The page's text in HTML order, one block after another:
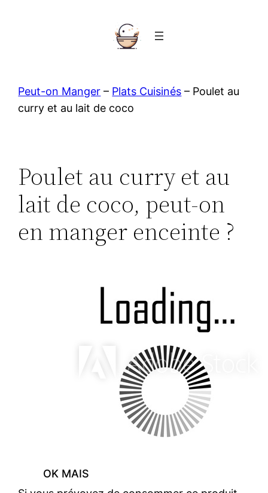
Peut-on Manger – Plats Cuisinés – Poulet au
curry et au lait de coco
Poulet au curry et au
lait de coco, peut-on
en manger enceinte ?
OK MAIS